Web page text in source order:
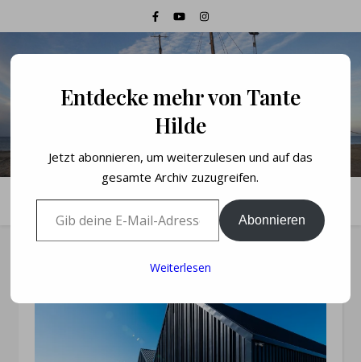
Tante Hilde
Blog und Buch rund um Dänemark
Entdecke mehr von Tante
Hilde
Jetzt abonnieren, um weiterzulesen und auf das
gesamte Archiv zuzugreifen.
Gib deine E-Mail-Adresse ein ...
Abonnieren
Weiterlesen